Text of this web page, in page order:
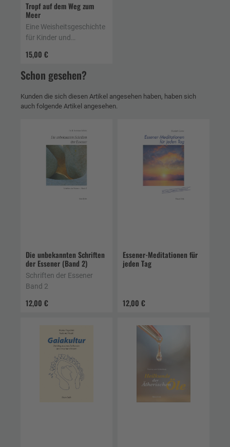
Tropf auf dem Weg zum
Meer
15,00 €
Eine Weisheitsgeschichte
für Kinder und
Schon gesehen?
Kunden die sich diesen Artikel angesehen haben, haben sich
auch folgende Artikel angesehen.
Die unbekannten Schriften
der Essener (Band 2)
12,00 €
Schriften der Essener
Band 2
Essener-Meditationen für
jeden Tag
12,00 €